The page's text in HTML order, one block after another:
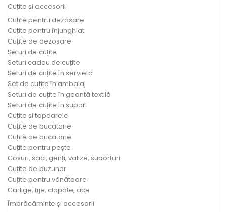
Cuțite și accesorii
Cuțite pentru dezosare
Cuțite pentru înjunghiat
Cuțite de dezosare
Seturi de cuțite
Seturi cadou de cuțite
Seturi de cuțite în servietă
Set de cuțite în ambalaj
Seturi de cuțite în geantă textilă
Seturi de cuțite în suport
Cuțite și topoarele
Cuțite de bucătărie
Cuțite de bucătărie
Cuțite pentru pește
Coșuri, saci, genți, valize, suporturi
Cuțite de buzunar
Cuțite pentru vânătoare
Cârlige, tije, clopote, ace
Îmbrăcăminte și accesorii